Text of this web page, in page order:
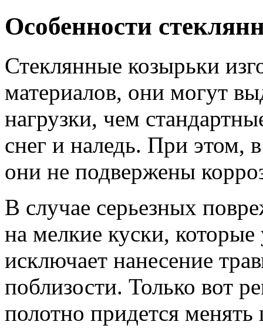
Особенности
Стеклянные козырьки
материалов, они могут
нагрузки, чем
снег и наледь. При этом,
они не подвержены
В случае серьезных
на мелкие куски,
исключает нанесение
поблизости. Только вот
полотно придется